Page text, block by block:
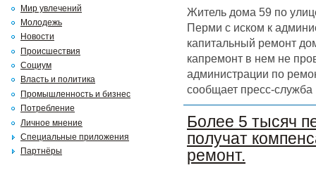
Житель дома 59 по
Перми с иском к
капитальный ремонт
капремонт в нем не
администрации по
сообщает пресс-служба
Более 5 тысяч
получат
ремонт.
Мир увлечений
Молодежь
Новости
Происшествия
Социум
Власть и политика
Промышленность и бизнес
Потребление
Личное мнение
Специальные приложения
Партнёры